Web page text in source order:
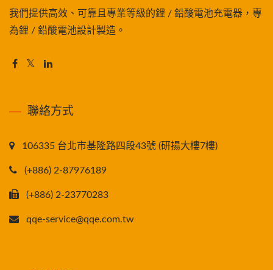
我們提供高效、可靠且專業等級的鋰 / 鉛酸電池充電器，專
為鋰 / 鉛酸電池設計製造。
聯絡方式
106335 台北市基隆路四段43號 (研揚大樓7樓)
(+886) 2-87976189
(+886) 2-23770283
qqe-service@qqe.com.tw